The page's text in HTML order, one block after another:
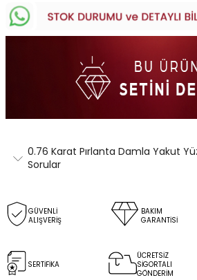
0.76 Karat Pırlanta Damla Yakut
Sorular
GÜVENLİ
ALIŞVERİŞ
BAKIM
GARANTİSİ
SERTİFİKA
ÜCRETSİZ
SİGORTALI
GÖNDERİM